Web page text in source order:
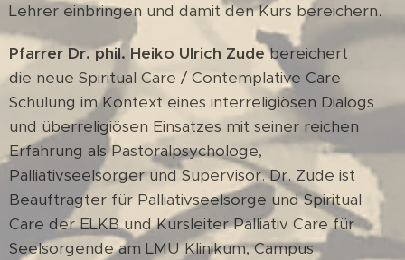
Lehrer einbringen und damit den Kurs bereichern.
Pfarrer Dr. phil. Heiko Ulrich Zudebereichert
die neue Spiritual Care / Contemplative Care
Schulung im Kontext eines interreligiösen Dialogs
und überreligiösen Einsatzes mit seiner reichen
Erfahrung als Pastoralpsychologe,
Palliativseelsorger und Supervisor. Dr. Zude ist
Beauftragter für Palliativseelsorge und Spiritual
Care der ELKB und Kursleiter Palliativ Care für
Seelsorgende am LMU Klinikum, Campus